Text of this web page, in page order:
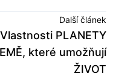
Další článek
Vlastnosti PLANETY
které umožňují
ŽIVOT